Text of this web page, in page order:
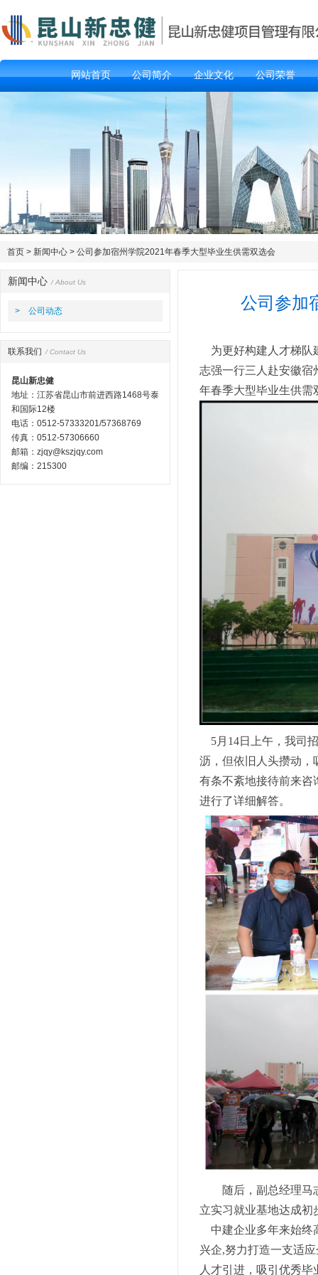
网站首页 公司简介 企业文化 公司荣誉
首页 > 新闻中心 > 公司参加宿州学院2021年春季大型毕业生供需双选会
新闻中心 / About Us
> 公司动态
联系我们 / Contact Us
昆山新忠健
地址：江苏省昆山市前进西路1468号泰
和国际12楼
电话：0512-57333201/57368769
传真：0512-57306660
邮箱：zjqy@kszjqy.com
邮编：215300
公司参加
为更好构建人才梯队
志强一行三人赴安徽宿
年春季大型毕业生供需
5月14日上午，我司
沥，但依旧人头攒动，
有条不紊地接待前来咨
进行了详细解答。
随后，副总经理
立实习就业基地达成初
中建企业多年来始终
兴企,努力打造一支适
人才引进，吸引优秀